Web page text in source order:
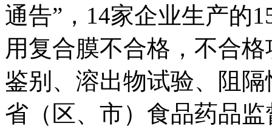
通告”，14家企业生产的
用复合膜不合格，不合
鉴别、溶出物试验、阻
省（区、市）食品药品